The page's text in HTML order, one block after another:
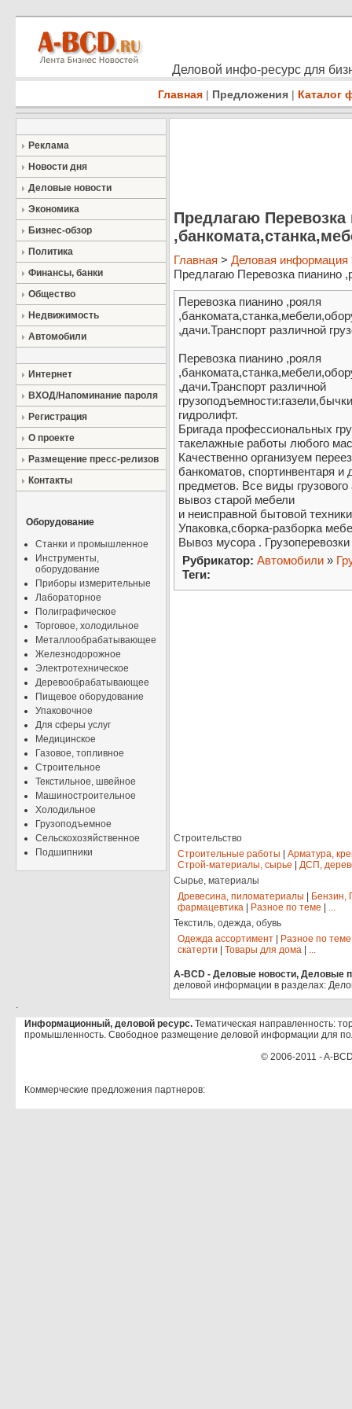
Деловой инфо-ресурс для
Главная | Предложения | Каталог
Реклама
Новости дня
Деловые новости
Экономика
Бизнес-обзор
Политика
Финансы, банки
Общество
Недвижимость
Автомобили
Интернет
ВХОД/Напоминание пароля
Регистрация
О проекте
Размещение пресс-релизов
Контакты
Оборудование
Станки и промышленное
Инструменты,
оборудование
Приборы измерительные
Лабораторное
Полиграфическое
Торговое, холодильное
Металлообрабатывающее
Железнодорожное
Электротехническое
Деревообрабатывающее
Пищевое оборудование
Упаковочное
Для сферы услуг
Медицинское
Газовое, топливное
Строительное
Текстильное, швейное
Машиностроительное
Холодильное
Грузоподъемное
Сельскохозяйственное
Подшипники
Предлагаю
Главная > Деловая информация
Предлагаю Перевозка пианино
Перевозка пианино ,рояля
,дачи.Транспорт различной
Перевозка пианино ,рояля
,дачи.Транспорт различной
гидролифт.
Бригада профессиональных
такелажные работы любого
Качественно организуем
банкоматов, спортинвентаря
предметов. Все виды
вывоз старой мебели
и неисправной бытовой
Упаковка,сборка-разборка
Вывоз мусора .
Рубрикатор: Автомобили »
Теги:
Строительство
Строительные работы
Арматура,
Строй-материалы, сырье
ДСП,
Сырье, материалы
Древесина, пиломатериалы
Бензин,
фармацевтика
Разное по теме
...
Текстиль, одежда, обувь
Одежда ассортимент
Разное по теме
скатерти
Товары для дома ...
A-BCD - Деловые новости, Деловые
деловой информации в разделах:
.
Информационный, деловой ресурс. Тематическая направленность:
промышленность. Свободное размещение деловой информации для
© 2006-2011 - A-
Коммерческие предложения партнеров: